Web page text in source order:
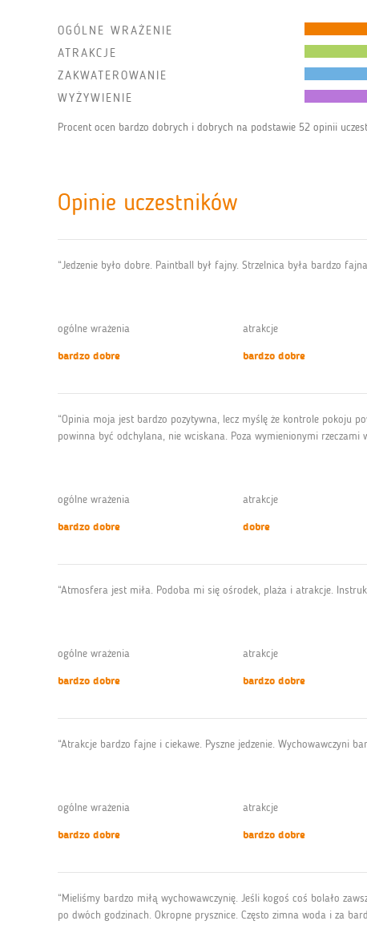
OGÓLNE WRAŻENIE
ATRAKCJE
ZAKWATEROWANIE
WYŻYWIENIE
Procent ocen bardzo dobrych i dobrych na podstawie 52 opinii
Opinie uczestników
“Jedzenie było dobre. Paintball był fajny. Strzelnica była bardzo
ogólne wrażenia
bardzo dobre
atrakcje
bardzo dobre
“Opinia moja jest bardzo pozytywna, lecz myślę że kontrole pokoju
powinna być odchylana, nie wciskana. Poza wymienionymi rzeczami
ogólne wrażenia
bardzo dobre
atrakcje
dobre
“Atmosfera jest miła. Podoba mi się ośrodek, plaża i atrakcje.
ogólne wrażenia
bardzo dobre
atrakcje
bardzo dobre
“Atrakcje bardzo fajne i ciekawe. Pyszne jedzenie. Wychowawczyni
ogólne wrażenia
bardzo dobre
atrakcje
bardzo dobre
“Mieliśmy bardzo miłą wychowawczynię. Jeśli kogoś coś bolało
po dwóch godzinach. Okropne prysznice. Często zimna woda i za